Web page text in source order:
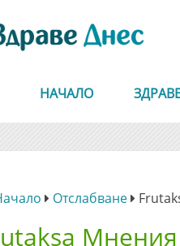
НАЧАЛО
Отслабване